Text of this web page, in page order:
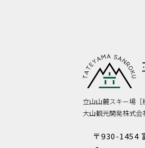
立山山麓スキー場［
大山観光開発株式会
〒930-1454